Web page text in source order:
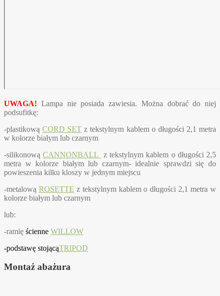
UWAGA! Lampa nie posiada zawiesia. Można dobrać do niej
podsufitkę:
-plastikowąCORD SET z tekstylnym kablem o długości 2,1 metra
w kolorze białym lub czarnym
-silikonowąCANNONBALL
z tekstylnym kablem o długości 2,5
metra w kolorze białym lub czarnym- idealnie sprawdzi się do
powieszenia kilku kloszy w jednym miejscu
-metalową ROSETTE z tekstylnym kablem o długości 2,1 metra w
kolorze białym lub czarnym
lub:
-ramię ścienne WILLOW
-podstawę stojącąTRIPOD
Montaż abażura